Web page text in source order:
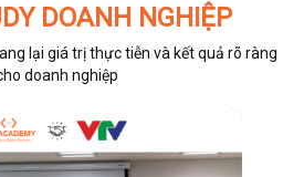
DOANH NGHIỆP
lại giá trị thực tiễn và kết quả rõ ràng
doanh nghiệp